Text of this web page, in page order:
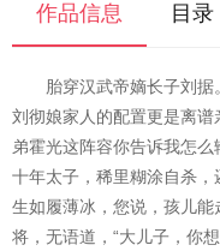
作品信息 目录
胎穿汉武帝嫡长子刘
刘彻娘家人的配置更是离
弟霍光这阵容你告诉我怎
十年太子，稀里糊涂自杀，
生如履薄冰，您说，孩儿能
将，无语道，“大儿子，你